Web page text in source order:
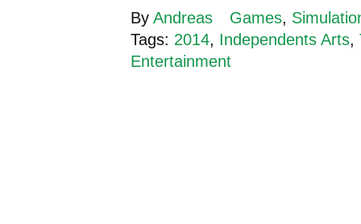
By Andreas Games,
Tags: 2014, Independents Arts,
Entertainment